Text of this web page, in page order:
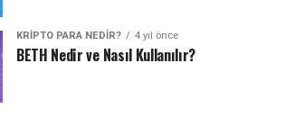
KRIPTO PARA NEDIR? 4 yıl önce
BETH Nedir ve Nasıl Kullanılır?